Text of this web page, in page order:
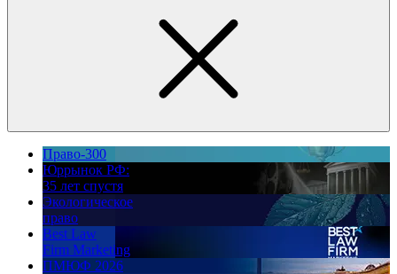
Право-300
Юррынок РФ:
35 лет спустя
Экологическое
право
Best Law
Firm Marketing
ПМЮФ 2026